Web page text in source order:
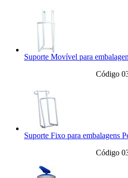
Suporte Movível para
Código
Suporte Fixo para embalagens
Código